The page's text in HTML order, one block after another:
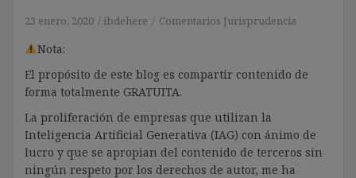
23 enero, 2020 ibdehere Comentarios Jurisprudencia
Nota:
El propósito de este blog es compartir contenido de
forma totalmente GRATUITA.
La proliferación de empresas que utilizan la
Inteligencia Artificial Generativa (IAG) con ánimo de
lucro y que se apropian del contenido de terceros sin
ningún respeto por los derechos de autor, me ha